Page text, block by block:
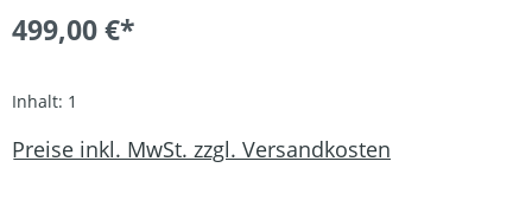
499,00 €*
Inhalt: 1
Preise inkl. MwSt. zzgl. Versandkosten